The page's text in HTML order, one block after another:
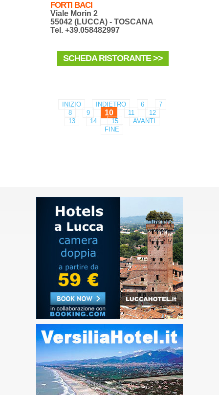
FORTI BACI
Viale Morin 2
55042 (LUCCA) - TOSCANA
Tel. +39.058482997
SCHEDA RISTORANTE >>
INIZIO INDIETRO 6
7
8
9 10 11
12
13
14 15
AVANTI
FINE